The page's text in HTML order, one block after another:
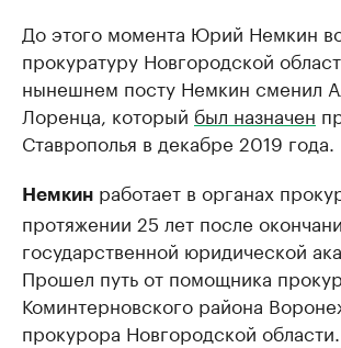
До этого момента Юрий Немкин
прокуратуру Новгородской
нынешнем посту Немкин сменил
Лоренца, который был назначен
Ставрополья в декабре 2019 года.
Немкин работает в органах
протяжении 25 лет после
государственной юридической
Прошел путь от помощника
Коминтерновского района
прокурора Новгородской области.